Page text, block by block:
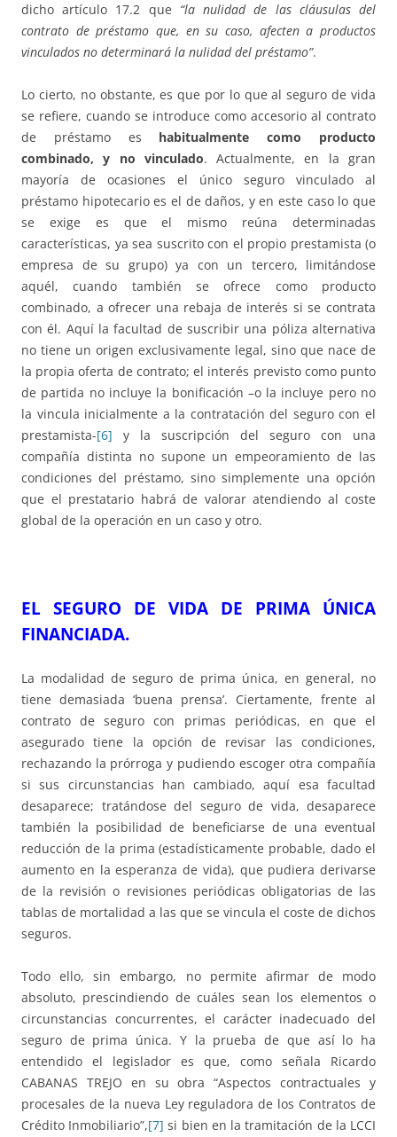
dicho artículo 17.2 que “la nulidad de las cláusulas del
contrato de préstamo que, en su caso, afecten a productos
vinculados no determinará la nulidad del préstamo”.
Lo cierto, no obstante, es que por lo que al seguro de vida
se refiere, cuando se introduce como accesorio al contrato
de préstamo es habitualmente como producto
combinado, y no vinculado. Actualmente, en la gran
mayoría de ocasiones el único seguro vinculado al
préstamo hipotecario es el de daños, y en este caso lo que
se exige es que el mismo reúna determinadas
características, ya sea suscrito con el propio prestamista (o
empresa de su grupo) ya con un tercero, limitándose
aquél, cuando también se ofrece como producto
combinado, a ofrecer una rebaja de interés si se contrata
con él. Aquí la facultad de suscribir una póliza alternativa
no tiene un origen exclusivamente legal, sino que nace de
la propia oferta de contrato; el interés previsto como punto
de partida no incluye la bonificación –o la incluye pero no
la vincula inicialmente a la contratación del seguro con el
prestamista-[6] y la suscripción del seguro con una
compañía distinta no supone un empeoramiento de las
condiciones del préstamo, sino simplemente una opción
que el prestatario habrá de valorar atendiendo al coste
global de la operación en un caso y otro.
EL SEGURO DE VIDA DE PRIMA ÚNICA
FINANCIADA.
La modalidad de seguro de prima única, en general, no
tiene demasiada ‘buena prensa’. Ciertamente, frente al
contrato de seguro con primas periódicas, en que el
asegurado tiene la opción de revisar las condiciones,
rechazando la prórroga y pudiendo escoger otra compañía
si sus circunstancias han cambiado, aquí esa facultad
desaparece; tratándose del seguro de vida, desaparece
también la posibilidad de beneficiarse de una eventual
reducción de la prima (estadísticamente probable, dado el
aumento en la esperanza de vida), que pudiera derivarse
de la revisión o revisiones periódicas obligatorias de las
tablas de mortalidad a las que se vincula el coste de dichos
seguros.
Todo ello, sin embargo, no permite afirmar de modo
absoluto, prescindiendo de cuáles sean los elementos o
circunstancias concurrentes, el carácter inadecuado del
seguro de prima única. Y la prueba de que así lo ha
entendido el legislador es que, como señala Ricardo
CABANAS TREJO en su obra “Aspectos contractuales y
procesales de la nueva Ley reguladora de los Contratos de
Crédito Inmobiliario”,[7] si bien en la tramitación de la LCCI